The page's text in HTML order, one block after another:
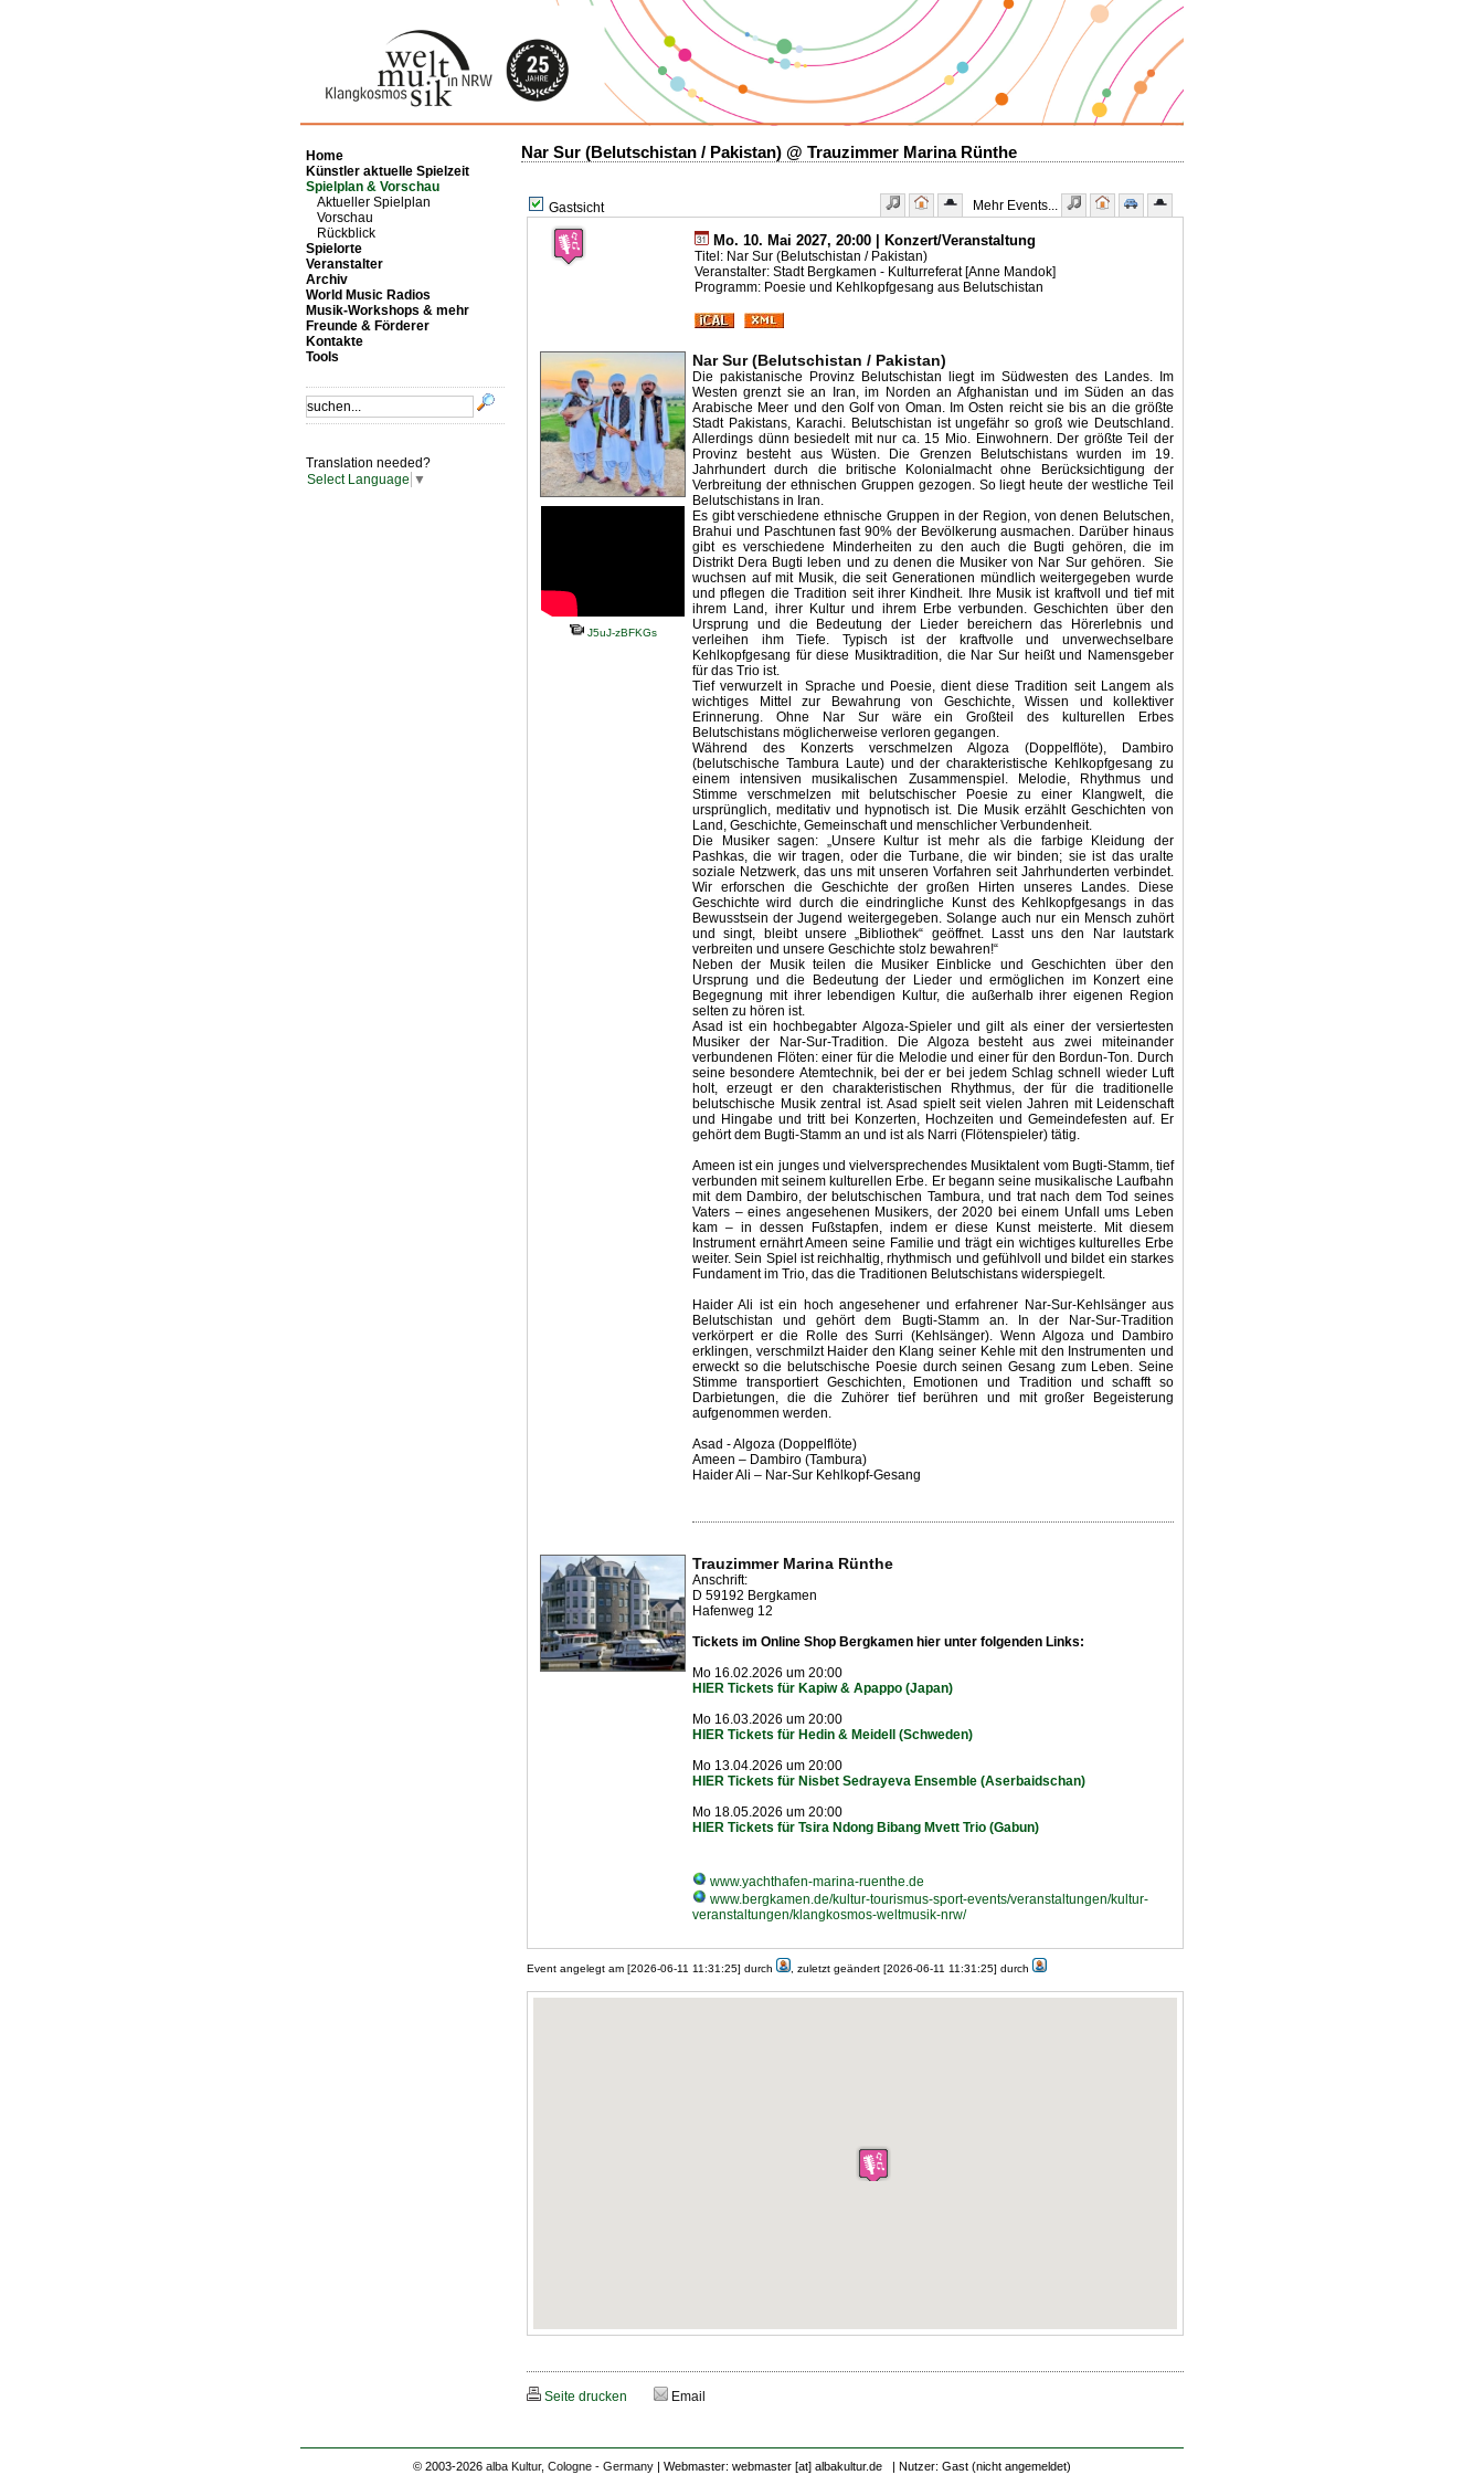
Home
Künstler aktuelle Spielzeit
Spielplan & Vorschau
Aktueller Spielplan
Vorschau
Rückblick
Spielorte
Veranstalter
Archiv
World Music Radios
Musik-Workshops & mehr
Freunde & Förderer
Kontakte
Tools
Translation needed?
Select Language ▼
Nar Sur (Belutschistan / Pakistan) @ Trauzimmer Marina Rünthe
Gastsicht Mehr Events...
Mo. 10. Mai 2027, 20:00 | Konzert/Veranstaltung
Titel: Nar Sur (Belutschistan / Pakistan)
Veranstalter: Stadt Bergkamen - Kulturreferat [Anne Mandok]
Programm: Poesie und Kehlkopfgesang aus Belutschistan
J5uJ-zBFKGs
Nar Sur (Belutschistan / Pakistan)
Die pakistanische Provinz Belutschistan liegt im Südwesten des Landes. Im
Westen grenzt sie an Iran, im Norden an Afghanistan und im Süden an das
Arabische Meer und den Golf von Oman. Im Osten reicht sie bis an die größte
Stadt Pakistans, Karachi. Belutschistan ist ungefähr so groß wie Deutschland.
Allerdings dünn besiedelt mit nur ca. 15 Mio. Einwohnern. Der größte Teil der
Provinz besteht aus Wüsten. Die Grenzen Belutschistans wurden im 19.
Jahrhundert durch die britische Kolonialmacht ohne Berücksichtigung der
Verbreitung der ethnischen Gruppen gezogen. So liegt heute der westliche Teil
Belutschistans in Iran.
Es gibt verschiedene ethnische Gruppen in der Region, von denen Belutschen,
Brahui und Paschtunen fast 90% der Bevölkerung ausmachen. Darüber hinaus
gibt es verschiedene Minderheiten zu den auch die Bugti gehören, die im
Distrikt Dera Bugti leben und zu denen die Musiker von Nar Sur gehören. Sie
wuchsen auf mit Musik, die seit Generationen mündlich weitergegeben wurde
und pflegen die Tradition seit ihrer Kindheit. Ihre Musik ist kraftvoll und tief mit
ihrem Land, ihrer Kultur und ihrem Erbe verbunden. Geschichten über den
Ursprung und die Bedeutung der Lieder bereichern das Hörerlebnis und
verleihen ihm Tiefe. Typisch ist der kraftvolle und unverwechselbare
Kehlkopfgesang für diese Musiktradition, die Nar Sur heißt und Namensgeber
für das Trio ist.
Tief verwurzelt in Sprache und Poesie, dient diese Tradition seit Langem als
wichtiges Mittel zur Bewahrung von Geschichte, Wissen und kollektiver
Erinnerung. Ohne Nar Sur wäre ein Großteil des kulturellen Erbes
Belutschistans möglicherweise verloren gegangen.
Während des Konzerts verschmelzen Algoza (Doppelflöte), Dambiro
(belutschische Tambura Laute) und der charakteristische Kehlkopfgesang zu
einem intensiven musikalischen Zusammenspiel. Melodie, Rhythmus und
Stimme verschmelzen mit belutschischer Poesie zu einer Klangwelt, die
ursprünglich, meditativ und hypnotisch ist. Die Musik erzählt Geschichten von
Land, Geschichte, Gemeinschaft und menschlicher Verbundenheit.
Die Musiker sagen: „Unsere Kultur ist mehr als die farbige Kleidung der
Pashkas, die wir tragen, oder die Turbane, die wir binden; sie ist das uralte
soziale Netzwerk, das uns mit unseren Vorfahren seit Jahrhunderten verbindet.
Wir erforschen die Geschichte der großen Hirten unseres Landes. Diese
Geschichte wird durch die eindringliche Kunst des Kehlkopfgesangs in das
Bewusstsein der Jugend weitergegeben. Solange auch nur ein Mensch zuhört
und singt, bleibt unsere „Bibliothek“ geöffnet. Lasst uns den Nar lautstark
verbreiten und unsere Geschichte stolz bewahren!“
Neben der Musik teilen die Musiker Einblicke und Geschichten über den
Ursprung und die Bedeutung der Lieder und ermöglichen im Konzert eine
Begegnung mit ihrer lebendigen Kultur, die außerhalb ihrer eigenen Region
selten zu hören ist.
Asad ist ein hochbegabter Algoza-Spieler und gilt als einer der versiertesten
Musiker der Nar-Sur-Tradition. Die Algoza besteht aus zwei miteinander
verbundenen Flöten: einer für die Melodie und einer für den Bordun-Ton. Durch
seine besondere Atemtechnik, bei der er bei jedem Schlag schnell wieder Luft
holt, erzeugt er den charakteristischen Rhythmus, der für die traditionelle
belutschische Musik zentral ist. Asad spielt seit vielen Jahren mit Leidenschaft
und Hingabe und tritt bei Konzerten, Hochzeiten und Gemeindefesten auf. Er
gehört dem Bugti-Stamm an und ist als Narri (Flötenspieler) tätig.
Ameen ist ein junges und vielversprechendes Musiktalent vom Bugti-Stamm, tief
verbunden mit seinem kulturellen Erbe. Er begann seine musikalische Laufbahn
mit dem Dambiro, der belutschischen Tambura, und trat nach dem Tod seines
Vaters – eines angesehenen Musikers, der 2020 bei einem Unfall ums Leben
kam – in dessen Fußstapfen, indem er diese Kunst meisterte. Mit diesem
Instrument ernährt Ameen seine Familie und trägt ein wichtiges kulturelles Erbe
weiter. Sein Spiel ist reichhaltig, rhythmisch und gefühlvoll und bildet ein starkes
Fundament im Trio, das die Traditionen Belutschistans widerspiegelt.
Haider Ali ist ein hoch angesehener und erfahrener Nar-Sur-Kehlsänger aus
Belutschistan und gehört dem Bugti-Stamm an. In der Nar-Sur-Tradition
verkörpert er die Rolle des Surri (Kehlsänger). Wenn Algoza und Dambiro
erklingen, verschmilzt Haider den Klang seiner Kehle mit den Instrumenten und
erweckt so die belutschische Poesie durch seinen Gesang zum Leben. Seine
Stimme transportiert Geschichten, Emotionen und Tradition und schafft so
Darbietungen, die die Zuhörer tief berühren und mit großer Begeisterung
aufgenommen werden.
Asad - Algoza (Doppelflöte)
Ameen – Dambiro (Tambura)
Haider Ali – Nar-Sur Kehlkopf-Gesang
Trauzimmer Marina Rünthe
Anschrift:
D 59192 Bergkamen
Hafenweg 12
Tickets im Online Shop Bergkamen hier unter folgenden Links:
Mo 16.02.2026 um 20:00
HIER Tickets für Kapiw & Apappo (Japan)
Mo 16.03.2026 um 20:00
HIER Tickets für Hedin & Meidell (Schweden)
Mo 13.04.2026 um 20:00
HIER Tickets für Nisbet Sedrayeva Ensemble (Aserbaidschan)
Mo 18.05.2026 um 20:00
HIER Tickets für Tsira Ndong Bibang Mvett Trio (Gabun)
www.yachthafen-marina-ruenthe.de
www.bergkamen.de/kultur-tourismus-sport-events/veranstaltungen/kultur-
veranstaltungen/klangkosmos-weltmusik-nrw/
Event angelegt am [2026-06-11 11:31:25] durch , zuletzt geändert [2026-06-11 11:31:25] durch
Seite drucken Email
© 2003-2026 alba Kultur, Cologne - Germany | Webmaster: webmaster [at] albakultur.de | Nutzer: Gast (nicht angemeldet)